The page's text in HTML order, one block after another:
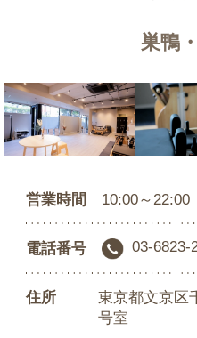
巣鴨
営業時間 10:00～22:00
電話番号 03-6823-
住所
東京都文京区
号室